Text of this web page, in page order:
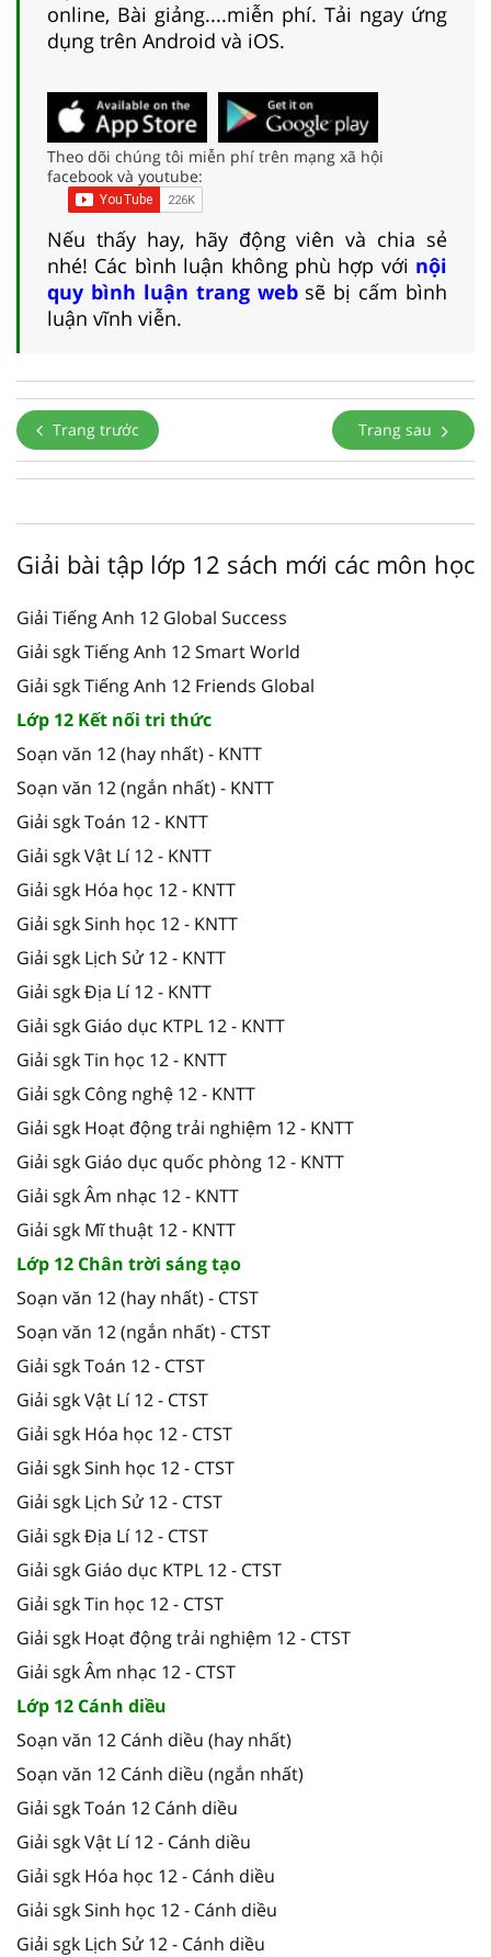
online, Bài giảng....miễn phí. Tải ngay ứng
dụng trên Android và iOS.
Theo dõi chúng tôi miễn phí trên mạng xã hội
facebook và youtube:
Nếu thấy hay, hãy động viên và chia sẻ
nhé! Các bình luận không phù hợp với nội
quy bình luận trang websẽ bị cấm bình
luận vĩnh viễn.
Trang trước Trang sau
Giải bài tập lớp 12 sách mới các môn học
Giải Tiếng Anh 12 Global Success
Giải sgk Tiếng Anh 12 Smart World
Giải sgk Tiếng Anh 12 Friends Global
Lớp 12 Kết nối tri thức
Soạn văn 12 (hay nhất) - KNTT
Soạn văn 12 (ngắn nhất) - KNTT
Giải sgk Toán 12 - KNTT
Giải sgk Vật Lí 12 - KNTT
Giải sgk Hóa học 12 - KNTT
Giải sgk Sinh học 12 - KNTT
Giải sgk Lịch Sử 12 - KNTT
Giải sgk Địa Lí 12 - KNTT
Giải sgk Giáo dục KTPL 12 - KNTT
Giải sgk Tin học 12 - KNTT
Giải sgk Công nghệ 12 - KNTT
Giải sgk Hoạt động trải nghiệm 12 - KNTT
Giải sgk Giáo dục quốc phòng 12 - KNTT
Giải sgk Âm nhạc 12 - KNTT
Giải sgk Mĩ thuật 12 - KNTT
Lớp 12 Chân trời sáng tạo
Soạn văn 12 (hay nhất) - CTST
Soạn văn 12 (ngắn nhất) - CTST
Giải sgk Toán 12 - CTST
Giải sgk Vật Lí 12 - CTST
Giải sgk Hóa học 12 - CTST
Giải sgk Sinh học 12 - CTST
Giải sgk Lịch Sử 12 - CTST
Giải sgk Địa Lí 12 - CTST
Giải sgk Giáo dục KTPL 12 - CTST
Giải sgk Tin học 12 - CTST
Giải sgk Hoạt động trải nghiệm 12 - CTST
Giải sgk Âm nhạc 12 - CTST
Lớp 12 Cánh diều
Soạn văn 12 Cánh diều (hay nhất)
Soạn văn 12 Cánh diều (ngắn nhất)
Giải sgk Toán 12 Cánh diều
Giải sgk Vật Lí 12 - Cánh diều
Giải sgk Hóa học 12 - Cánh diều
Giải sgk Sinh học 12 - Cánh diều
Giải sgk Lịch Sử 12 - Cánh diều